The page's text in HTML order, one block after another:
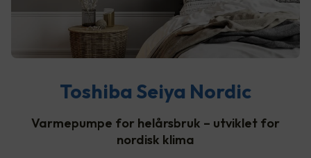
Toshiba Seiya Nordic
Varmepumpe for helårsbruk – utviklet for
nordisk klima